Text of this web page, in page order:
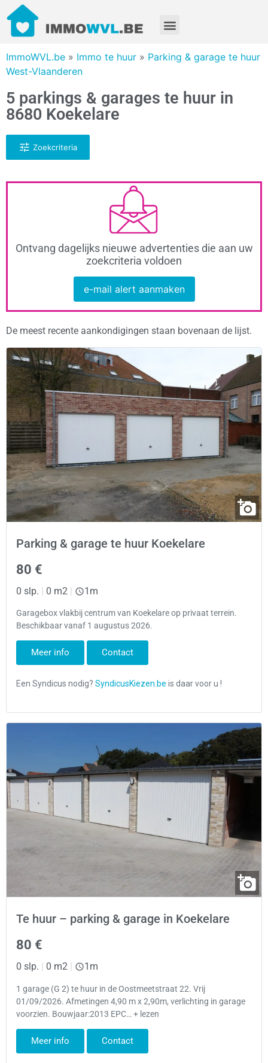
ImmoWVL.be » Immo te huur » Parking & garage te huur
West-Vlaanderen
5 parkings & garages te huur in
8680 Koekelare
Zoekcriteria
Ontvang dagelijks nieuwe advertenties die aan uw
zoekcriteria voldoen
e-mail alert aanmaken
De meest recente aankondigingen staan bovenaan de lijst.
Parking & garage te huur Koekelare
80 €
0 slp. | 0 m2 | 1m
Garagebox vlakbij centrum van Koekelare op privaat terrein.
Beschikbaar vanaf 1 augustus 2026.
Meer info Contact
Te huur – parking & garage in Koekelare
80 €
0 slp. 0 m2 1m
1 garage (G 2) te huur in de Oostmeetstraat 22. Vrij
01/09/2026. Afmetingen 4,90 m x 2,90m, verlichting in garage
voorzien. Bouwjaar:2013 EPC… + lezen
Meer info Contact